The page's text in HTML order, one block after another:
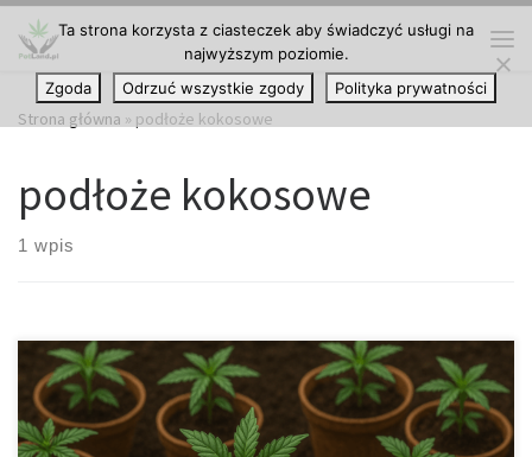
Przejdź do treści
Strona główna » podłoże kokosowe
podłoże kokosowe
1 wpis
Ponowne wykorzystanie coco coir –przewodnik dla ogrodników
Ta strona korzysta z ciasteczek aby świadczyć usługi na
najwyższym poziomie.
Zgoda
Odrzuć wszystkie zgody Polityka prywatności